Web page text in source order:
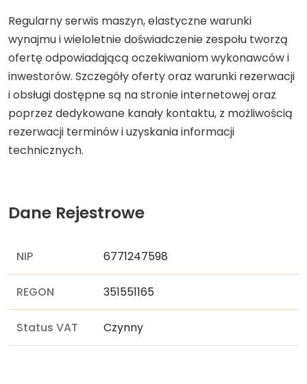
Regularny serwis maszyn, elastyczne warunki
wynajmu i wieloletnie doświadczenie zespołu tworzą
ofertę odpowiadającą oczekiwaniom wykonawców i
inwestorów. Szczegóły oferty oraz warunki rezerwacji
i obsługi dostępne są na stronie internetowej oraz
poprzez dedykowane kanały kontaktu, z możliwością
rezerwacji terminów i uzyskania informacji
technicznych.
Dane Rejestrowe
NIP 6771247598
REGON 351551165
Status VAT Czynny